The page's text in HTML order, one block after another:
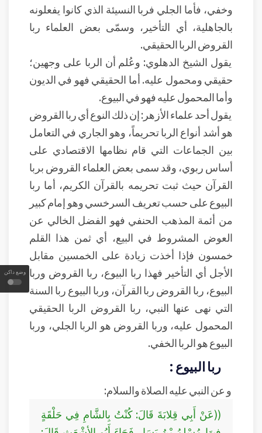
وضع داكن
وخفي، فأما الجلي فربا النسيئة الذي كانوا يفعلونه
بالجاهلية، أي التأخير، وسمّى بعض العلماء ربا
القروض الربا الحقيقي.
يقول الشيخ الدهلوي: وعُلم أن الربا على وجهين؛
حقيقي ومحمول عليه. أما الحقيقي فهو في الديون
وأما المحمول عليه فهو في البيوع.
يقول أحد علماء الأزهر: إن ذلك النوع أي ربا القروض
هو أشد أنواع الربا تحريماً، وهو الجاري في التعامل
بين الجماعات التي قام نظامها الاقتصادي على
أساس ربوي، وقد سمى بعض العلماء القروض بربا
القرآن حيث ثبت تحريمه بالقرآن الكريم، أما ربا
البيوع على حسب تعريف السرخسي وهو إمام كبير
من أئمة المذهب الحنفي فهو الفضل الخالي عن
العوض المشروط في البيع، أي ثمن هذا القلم
خمسون فإذا أخذت زيادة على الخمسين مقابل
الأجل أي التأخير فهذا ربا البيوع، ربا القروض وربا
البيوع، ربا القروض ربا القرآن، وربا البيوع ربا السنة
التي نهى عنها النبي، ربا القروض الربا الحقيقي
المحمول عليه، وربا القروض هو الربا الجلي، وربا
البيوع هو الربا الخفي.
ربا البيوع :
و عن النبي عليه الصلاة والسلام:
((عَنْ أَبِي قِلابَةَ قَالَ: كُنْتُ بِالشَّامِ فِي حَلْقَةٍ